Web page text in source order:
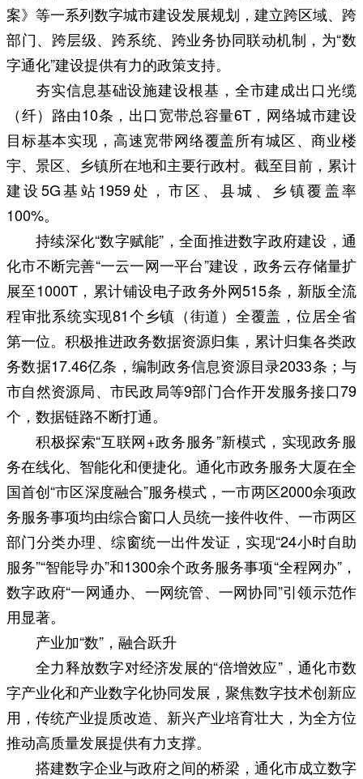
案》等一系列数字城市建设发展规划，建立跨区域、跨
部门、跨层级、跨系统、跨业务协同联动机制，为“数
字通化”建设提供有力的政策支持。
夯实信息基础设施建设根基，全市建成出口光缆
（纤）路由10条，出口宽带总容量6T，网络城市建设
目标基本实现，高速宽带网络覆盖所有城区、商业楼
宇、景区、乡镇所在地和主要行政村。截至目前，累计
建设5G基站1959处，市区、县城、乡镇覆盖率
100%。
持续深化“数字赋能”，全面推进数字政府建设，通
化市不断完善“一云一网一平台”建设，政务云存储量扩
展至1000T，累计铺设电子政务外网515条，新版全流
程审批系统实现81个乡镇（街道）全覆盖，位居全省
第一位。积极推进政务数据资源归集，累计归集各类政
务数据17.46亿条，编制政务信息资源目录2033条；与
市自然资源局、市民政局等9部门合作开发服务接口79
个，数据链路不断打通。
积极探索“互联网+政务服务”新模式，实现政务服
务在线化、智能化和便捷化。通化市政务服务大厦在全
国首创“市区深度融合”服务模式，一市两区2000余项政
务服务事项均由综合窗口人员统一接件收件、一市两区
部门分类办理、综窗统一出件发证，实现“24小时自助
服务”“智能导办”和1300余个政务服务事项“全程网办”，
数字政府“一网通办、一网统管、一网协同”引领示范作
用显著。
产业加“数”，融合跃升
全力释放数字对经济发展的“倍增效应”，通化市数
字产业化和产业数字化协同发展，聚焦数字技术创新应
用，传统产业提质改造、新兴产业培育壮大，为全方位
推动高质量发展提供有力支撑。
搭建数字企业与政府之间的桥梁，通化市成立数字